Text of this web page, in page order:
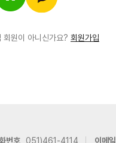
회원이 아니신가요? 회원가입
번호 051)461-4114 이메일